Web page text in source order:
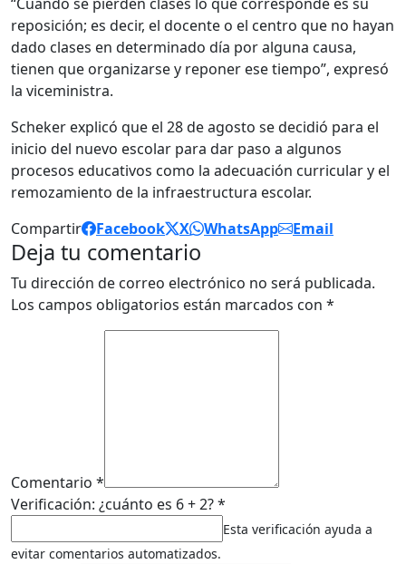
reposición; es decir, el docente o el centro que no hayan
dado clases en determinado día por alguna causa,
tienen que organizarse y reponer ese tiempo”, expresó
la viceministra.
Scheker explicó que el 28 de agosto se decidió para el
inicio del nuevo escolar para dar paso a algunos
procesos educativos como la adecuación curricular y el
remozamiento de la infraestructura escolar.
Compartir
Facebook X WhatsApp Email
Deja tu comentario
Tu dirección de correo electrónico no será publicada.
Los campos obligatorios están marcados con *
Comentario *
Verificación: ¿cuánto es 6 + 2? *
Esta verificación ayuda a
evitar comentarios automatizados.